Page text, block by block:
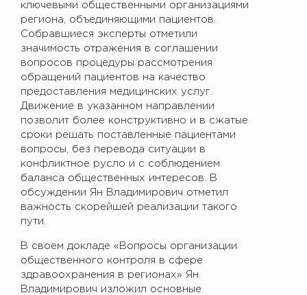
ключевыми общественными организациями
региона, объединяющими пациентов.
Собравшиеся эксперты отметили
значимость отражения в соглашении
вопросов процедуры рассмотрения
обращений пациентов на качество
предоставления медицинских услуг.
Движение в указанном направлении
позволит более конструктивно и в сжатые
сроки решать поставленные пациентами
вопросы, без перевода ситуации в
конфликтное русло и с соблюдением
баланса общественных интересов. В
обсуждении Ян Владимирович отметил
важность скорейшей реализации такого
пути.
В своем докладе «Вопросы организации
общественного контроля в сфере
здравоохранения в регионах» Ян
Владимирович изложил основные